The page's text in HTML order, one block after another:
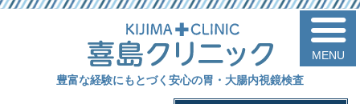
豊富な経験にもとづく安心の胃・大腸内視鏡検査